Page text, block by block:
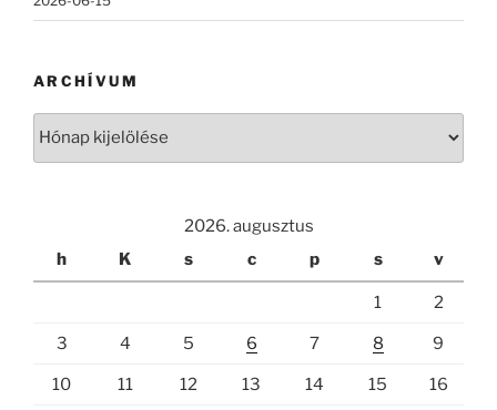
ARCHÍVUM
2026. augusztus
h
K s c p s v
1 2
3 4 5 6 7 8 9
10 11 12 13 14 15 16